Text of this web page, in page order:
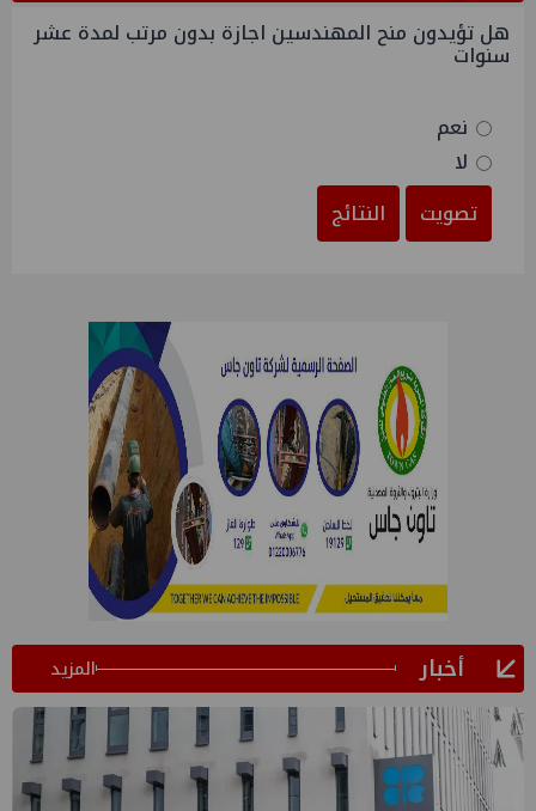
هل تؤيدون منح المهندسين اجازة بدون مرتب لمدة عشر
سنوات
نعم
لا
تصويت
النتائج
أخبار المزيد